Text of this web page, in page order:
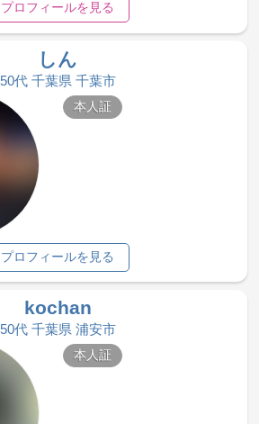
プロフィールを見る
しん
50代 千葉県 千葉市
本人証
プロフィールを見る
kochan
50代 千葉県 浦安市
本人証